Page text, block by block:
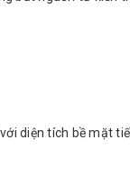
diện tích bề mặt